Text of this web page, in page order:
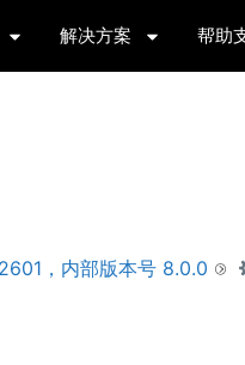
解决方案 帮助
，内部版本号 8.0.0